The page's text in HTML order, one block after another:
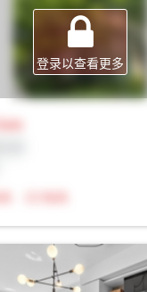
登录以查看更多
Sale
N/A